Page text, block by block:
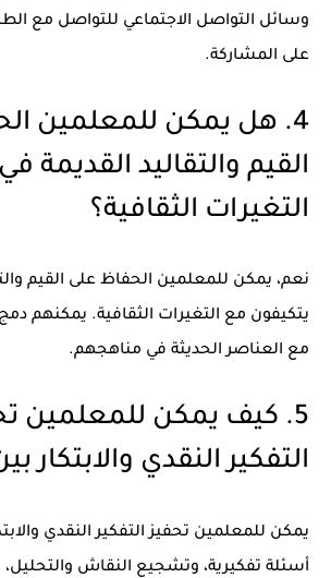
وسائل التواصل الاجتماعي للتواصل مع
على المشاركة.
4. هل يمكن للمعلمين
القيم والتقاليد القديمة
التغيرات الثقافية؟
نعم، يمكن للمعلمين الحفاظ على القيم
يتكيفون مع التغيرات الثقافية. يمكنهم دمج
مع العناصر الحديثة في مناهجهم.
5. كيف يمكن للمعلمين
التفكير النقدي والابتكار
يمكن للمعلمين تحفيز التفكير النقدي
أسئلة تفكيرية، وتشجيع النقاش